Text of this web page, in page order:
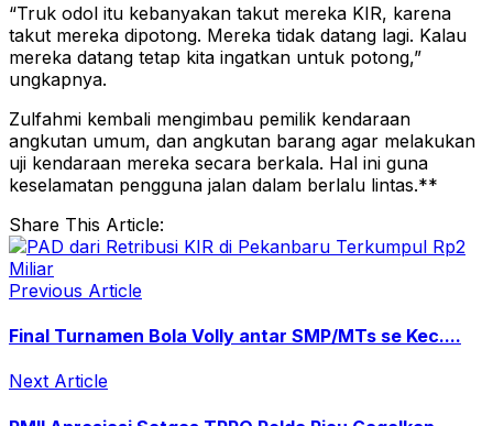
“Truk odol itu kebanyakan takut mereka KIR, karena
takut mereka dipotong. Mereka tidak datang lagi. Kalau
mereka datang tetap kita ingatkan untuk potong,”
ungkapnya.
Zulfahmi kembali mengimbau pemilik kendaraan
angkutan umum, dan angkutan barang agar melakukan
uji kendaraan mereka secara berkala. Hal ini guna
keselamatan pengguna jalan dalam berlalu lintas.**
Share This Article:
Previous Article
Final Turnamen Bola Volly antar SMP/MTs se Kec....
Next Article